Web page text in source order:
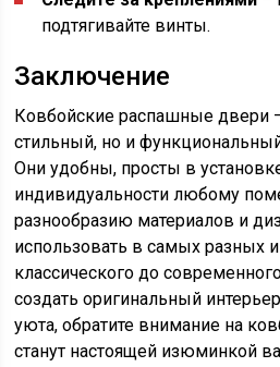
подтягивайте винты.
Заключение
Ковбойские распашные двери
стильный, но и
Они удобны, просты в
индивидуальности любому
разнообразию материалов и
использовать в самых разных
классического до
создать оригинальный
уюта, обратите внимание на
станут настоящей изюминкой